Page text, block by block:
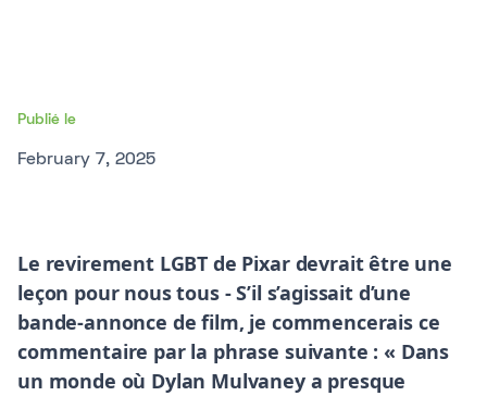
Publié le
February 7, 2025
Le revirement LGBT de Pixar devrait être une
leçon pour nous tous - S’il s’agissait d’une
bande-annonce de film, je commencerais ce
commentaire par la phrase suivante : « Dans
un monde où Dylan Mulvaney a presque